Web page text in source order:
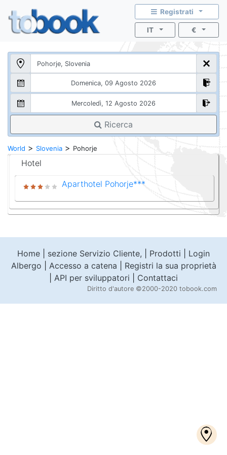
Registrati
IT €
Ricerca
World > Slovenia > Pohorje
Hotel
Aparthotel Pohorje***
Home sezione Servizio Cliente, Prodotti
Login
Albergo
Accesso a catena
Registri la sua proprietà
API per sviluppatori Contattaci
Diritto d'autore ©2000-2020 tobook.com